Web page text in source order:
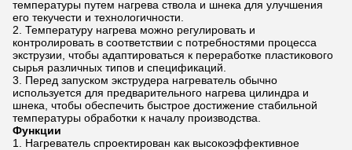
температуры путем нагрева ствола и шнека для улучшения
его текучести и технологичности.
Температуру нагрева можно регулировать и
контролировать в соответствии с потребностями процесса
экструзии, чтобы адаптироваться к переработке пластикового
сырья различных типов и спецификаций.
Перед запуском экструдера нагреватель обычно
используется для предварительного нагрева цилиндра и
шнека, чтобы обеспечить быстрое достижение стабильной
температуры обработки к началу производства.
Функции
Нагреватель спроектирован как высокоэффективное